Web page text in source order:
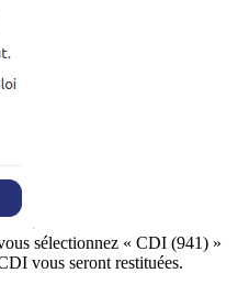
sélectionnez « CDI (941) »
vous seront restituées.